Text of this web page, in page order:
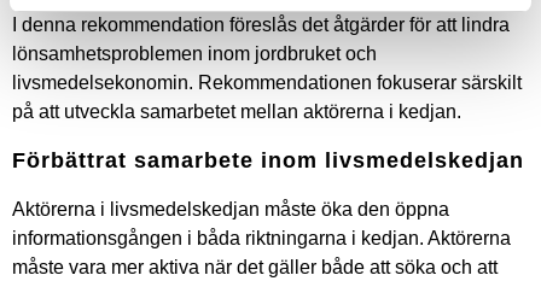
I denna rekommendation föreslås det åtgärder för att lindra
lönsamhetsproblemen inom jordbruket och
livsmedelsekonomin. Rekommendationen fokuserar särskilt
på att utveckla samarbetet mellan aktörerna i kedjan.
Förbättrat samarbete inom livsmedelskedjan
Aktörerna i livsmedelskedjan måste öka den öppna
informationsgången i båda riktningarna i kedjan. Aktörerna
måste vara mer aktiva när det gäller både att söka och att